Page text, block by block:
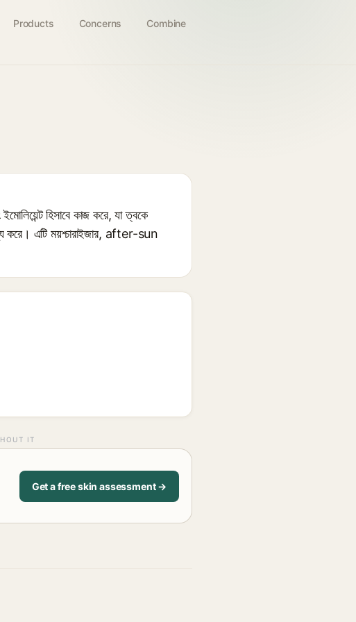
Products Concerns Combine
হিসাবে কাজ করে, যা ত্বকে
করে। এটি ময়শ্চারাইজার, after-sun
IT
Get a free skin assessment →